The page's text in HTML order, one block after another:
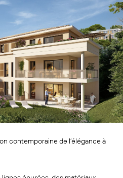
contemporaine de l’élégance à